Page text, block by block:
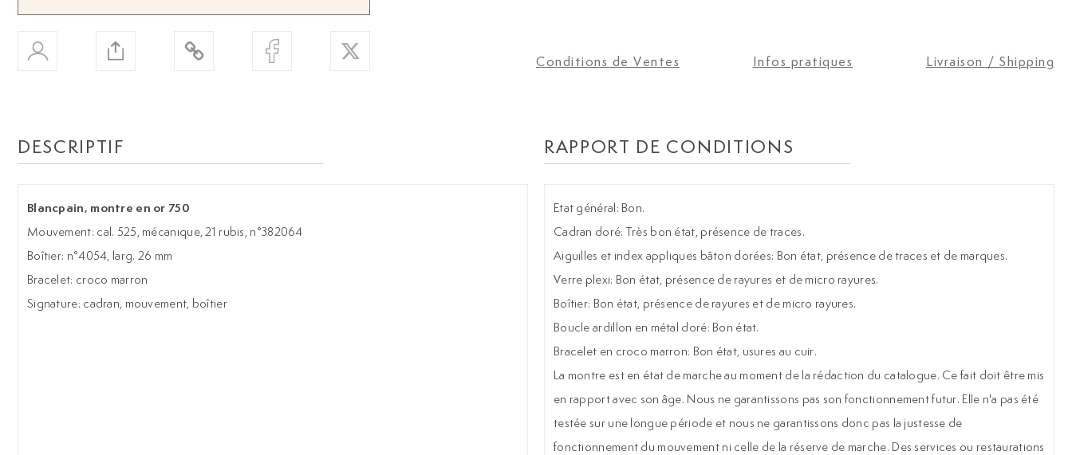
Conditions de Ventes Infos pratiques Livraison / Shipping
DESCRIPTIF
Blancpain, montre en or 750
Mouvement: cal. 525, mécanique, 21 rubis, n°382064
Boîtier: n°4054, larg. 26 mm
Bracelet: croco marron
Signature: cadran, mouvement, boîtier
RAPPORT DE CONDITIONS
Etat général: Bon.
Cadran doré: Très bon état, présence de traces.
Aiguilles et index appliques bâton dorées: Bon état, présence de traces et de marques.
Verre plexi: Bon état, présence de rayures et de micro rayures.
Boîtier: Bon état, présence de rayures et de micro rayures.
Boucle ardillon en métal doré: Bon état.
Bracelet en croco marron: Bon état, usures au cuir.
La montre est en état de marche au moment de la rédaction du catalogue. Ce fait doit être mis
en rapport avec son âge. Nous ne garantissons pas son fonctionnement futur. Elle n'a pas été
testée sur une longue période et nous ne garantissons donc pas la justesse de
fonctionnement du mouvement ni celle de la réserve de marche. Des services ou restaurations